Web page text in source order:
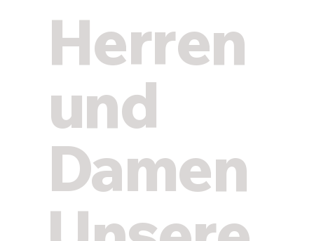
Herren
und
Damen